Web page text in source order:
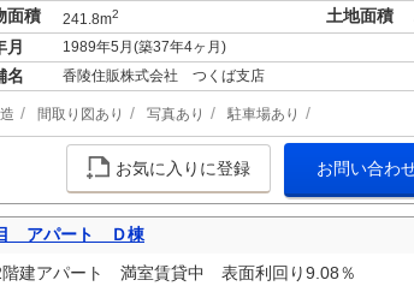
面積 241.8m2 土地面積
月 1989年5月(築37年4ヶ月)
名 香陵住販株式会社 つくば支店
間取り図あり 写真あり 駐車場あり
お気に入りに登録 お問い合わ
目 アパート Ｄ棟
階建アパート 満室賃貸中 表面利回り9.08％